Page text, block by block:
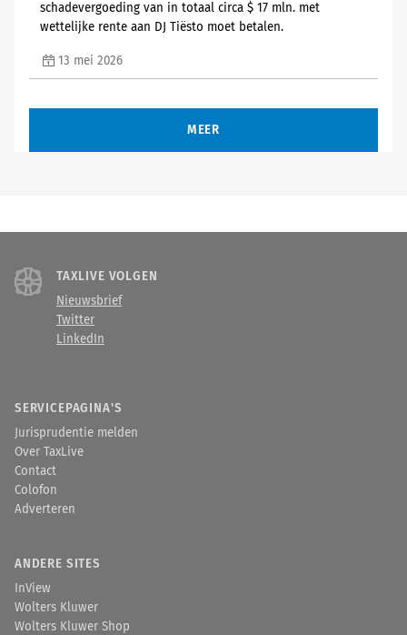
schadevergoeding van in totaal circa $ 17 mln. met
wettelijke rente aan DJ Tiësto moet betalen.
13 mei 2026
MEER
TAXLIVE VOLGEN
Nieuwsbrief
Twitter
LinkedIn
SERVICEPAGINA'S
Jurisprudentie melden
Over TaxLive
Contact
Colofon
Adverteren
ANDERE SITES
InView
Wolters Kluwer
Wolters Kluwer Shop